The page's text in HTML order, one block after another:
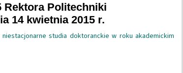
Rektora Politechniki
14 kwietnia 2015 r.
studia doktoranckie w roku akademickim